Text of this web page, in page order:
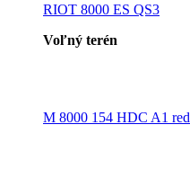
RIOT 8000 ES QS3
Voľný terén
M 8000 154 HDC A1 red